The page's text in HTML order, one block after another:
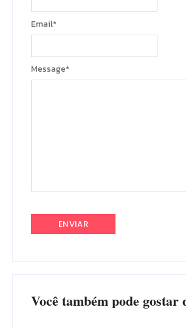
Message*
Email*
Você também pode gostar